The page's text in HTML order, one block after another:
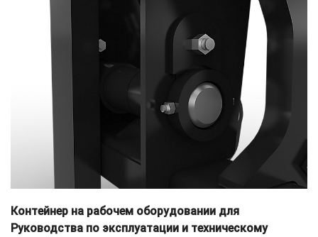
Контейнер на рабочем оборудовании для
Руководства по эксплуатации и техническому